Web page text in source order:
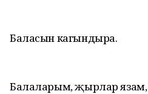
Баласын кагындыра.
Балаларым, җырлар язам,